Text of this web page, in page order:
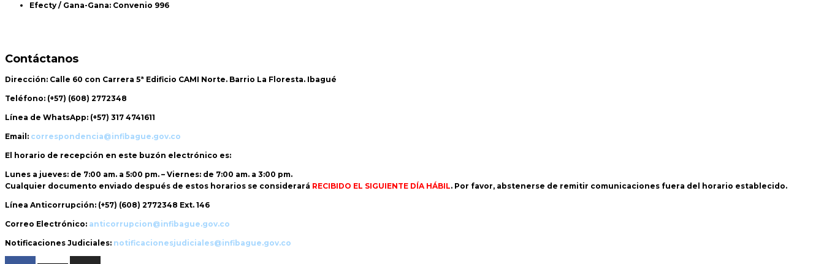
Efecty / Gana-Gana: Convenio 996
Contáctanos
Dirección: Calle 60 con Carrera 5ª Edificio CAMI Norte. Barrio La Floresta. Ibagué
Teléfono: (+57) (608) 2772348
Línea de WhatsApp: (+57) 317 4741611
Email: correspondencia@infibague.gov.co
El horario de recepción en este buzón electrónico es:
Lunes a jueves: de 7:00 am. a 5:00 pm. – Viernes: de 7:00 am. a 3:00 pm.
Cualquier documento enviado después de estos horarios se considerará RECIBIDO EL SIGUIENTE DÍA HÁBIL. Por favor, abstenerse de remitir comunicaciones fuera del horario establecido.
Línea Anticorrupción: (+57) (608) 2772348 Ext. 146
Correo Electrónico: anticorrupcion@infibague.gov.co
Notificaciones Judiciales: notificacionesjudiciales@infibague.gov.co